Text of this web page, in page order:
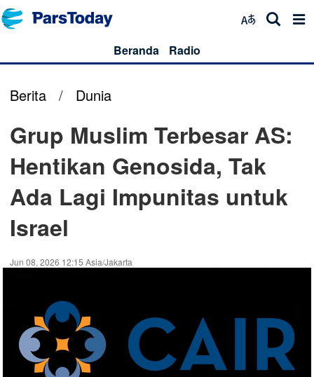
Beranda Radio
Berita / Dunia
Grup Muslim Terbesar AS:
Hentikan Genosida, Tak
Ada Lagi Impunitas untuk
Israel
Jun 08, 2026 12:15 Asia/Jakarta